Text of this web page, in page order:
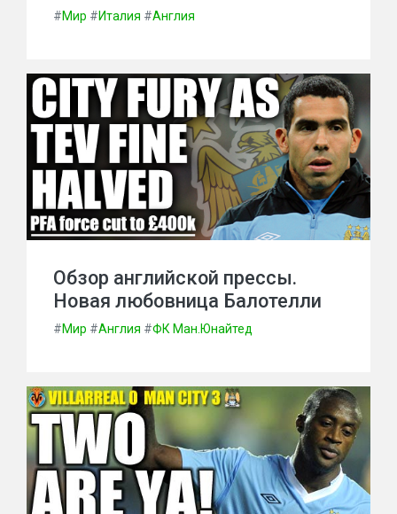
#Мир #Италия #Англия
Обзор английской прессы.
Новая любовница Балотелли
#Мир #Англия #ФК Ман.Юнайтед